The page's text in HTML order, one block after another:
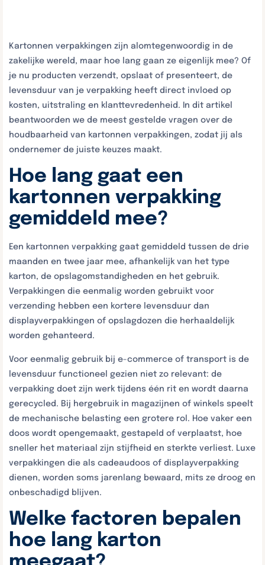
Kartonnen verpakkingen zijn alomtegenwoordig in de
zakelijke wereld, maar hoe lang gaan ze eigenlijk mee? Of
je nu producten verzendt, opslaat of presenteert, de
levensduur van je verpakking heeft direct invloed op
kosten, uitstraling en klanttevredenheid. In dit artikel
beantwoorden we de meest gestelde vragen over de
houdbaarheid van kartonnen verpakkingen, zodat jij als
ondernemer de juiste keuzes maakt.
Hoe lang gaat een
kartonnen verpakking
gemiddeld mee?
Een kartonnen verpakking gaat gemiddeld tussen de drie
maanden en twee jaar mee, afhankelijk van het type
karton, de opslagomstandigheden en het gebruik.
Verpakkingen die eenmalig worden gebruikt voor
verzending hebben een kortere levensduur dan
displayverpakkingen of opslagdozen die herhaaldelijk
worden gehanteerd.
Voor eenmalig gebruik bij e-commerce of transport is de
levensduur functioneel gezien niet zo relevant: de
verpakking doet zijn werk tijdens één rit en wordt daarna
gerecycled. Bij hergebruik in magazijnen of winkels speelt
de mechanische belasting een grotere rol. Hoe vaker een
doos wordt opengemaakt, gestapeld of verplaatst, hoe
sneller het materiaal zijn stijfheid en sterkte verliest. Luxe
verpakkingen die als cadeaudoos of displayverpakking
dienen, worden soms jarenlang bewaard, mits ze droog en
onbeschadigd blijven.
Welke factoren bepalen
hoe lang karton